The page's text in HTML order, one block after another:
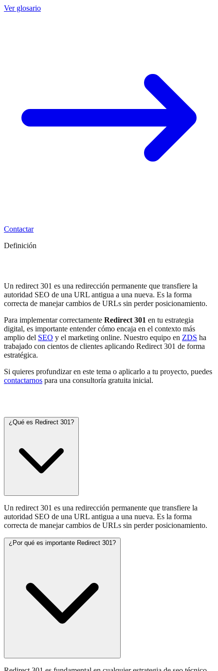
Ver glosario
Contactar
Definición
Un redirect 301 es una redirección permanente que transfiere la
autoridad SEO de una URL antigua a una nueva. Es la forma
correcta de manejar cambios de URLs sin perder posicionamiento.
Para implementar correctamente Redirect 301 en tu estrategia
digital, es importante entender cómo encaja en el contexto más
amplio del SEO y el marketing online. Nuestro equipo en ZDS ha
trabajado con cientos de clientes aplicando Redirect 301 de forma
estratégica.
Si quieres profundizar en este tema o aplicarlo a tu proyecto, puedes
contactarnos para una consultoría gratuita inicial.
¿Qué es Redirect 301?
Un redirect 301 es una redirección permanente que transfiere la
autoridad SEO de una URL antigua a una nueva. Es la forma
correcta de manejar cambios de URLs sin perder posicionamiento.
¿Por qué es importante Redirect 301?